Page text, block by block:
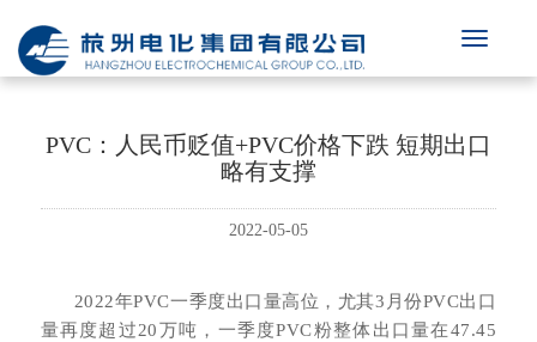
PVC：人民币贬值+PVC价格下跌 短期出口
略有支撑
2022-05-05
2022年PVC一季度出口量高位，尤其3月份PVC出口
量再度超过20万吨，一季度PVC粉整体出口量在47.45